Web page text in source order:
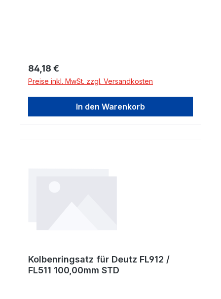
Regulärer Preis:
84,18 €
Preise inkl. MwSt. zzgl. Versandkosten
In den Warenkorb
Kolbenringsatz für Deutz FL912 /
FL511 100,00mm STD